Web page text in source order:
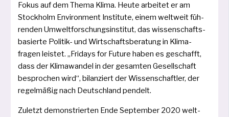
Fokus auf dem Thema Klima. Heute arbei­tet er am
Stockholm Environment Institute, einem welt­weit füh­
ren­den Umweltforschungsinstitut, das wis­sen­schafts­
ba­sier­te Politik- und Wirtschaftsberatung in Klima­
fragen leis­tet. „Fridays for Future haben es geschafft,
dass der Klimawandel in der gesam­ten Gesellschaft
bespro­chen wird“, bilan­ziert der Wissenschaftler, der
regel­mä­ßig nach Deutschland pendelt.
Zuletzt demons­trier­ten Ende September 2020 welt­